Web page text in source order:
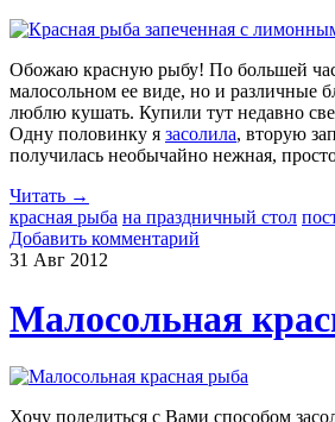
Обожаю красную рыбу! По большей
малосольном ее виде, но и различные
люблю кушать. Купили тут недавно
Одну половинку я засолила, вторую
получилась необычайно нежная,
Читать →
красная рыба на праздничный стол
Добавить комментарий
31 Авг 2012
Малосольная
Хочу поделиться с Вами способом